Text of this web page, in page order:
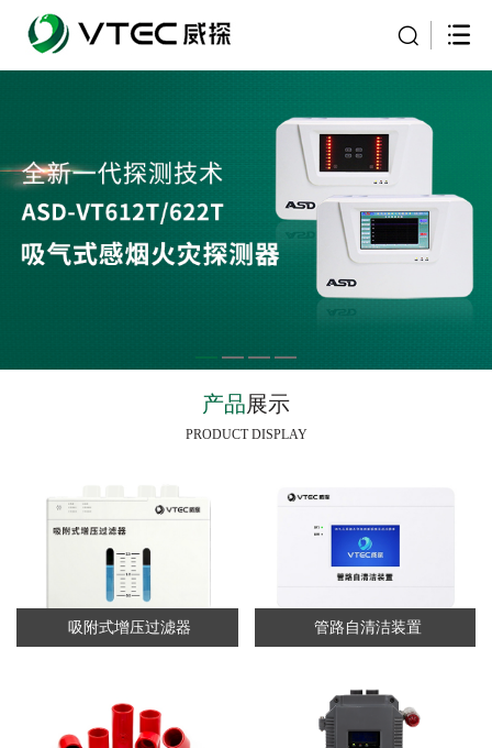
产品展示
PRODUCT DISPLAY
吸附式增压过滤器 管路自清洁装置